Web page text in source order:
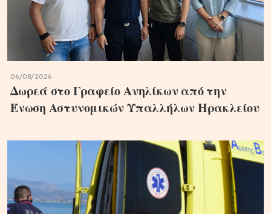
06/08/2026
Δωρεά στο Γραφείο Ανηλίκων από την
Ένωση Αστυνομικών Υπαλλήλων Ηρακλείου